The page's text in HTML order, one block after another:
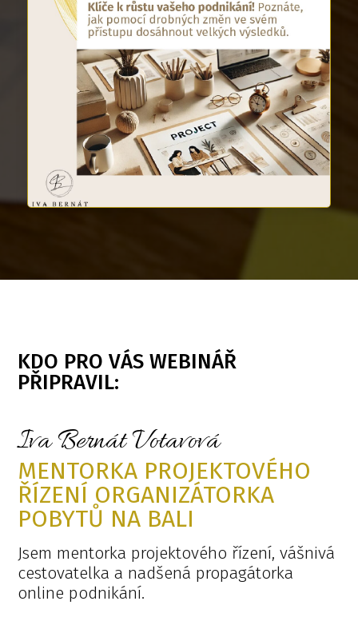
KDO PRO VÁS WEBINÁŘ
PŘIPRAVIL:
Iva Bernát Votavová
MENTORKA PROJEKTOVÉHO
ŘÍZENÍ ORGANIZÁTORKA
POBYTŮ NA BALI
Jsem mentorka projektového řízení, vášnivá
cestovatelka a nadšená propagátorka
online podnikání.